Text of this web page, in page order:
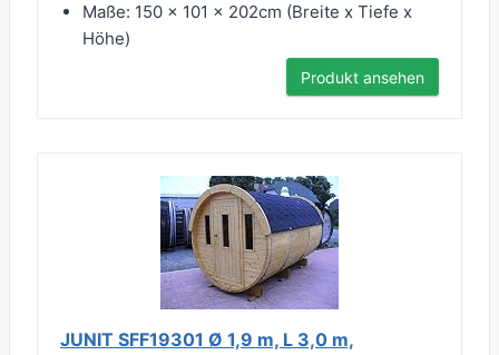
Maße: 150 x 101 x 202cm (Breite x Tiefe x
Höhe)
Produkt ansehen
JUNIT SFF19301 Ø 1,9 m, L 3,0 m,